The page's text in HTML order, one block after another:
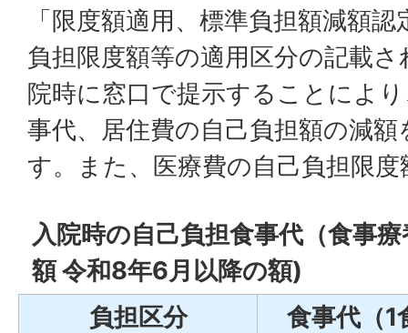
「限度額適用、標準負担額減額
負担限度額等の適用区分の記載
院時に窓口で提示することによ
事代、居住費の自己負担額の減
す。また、医療費の自己負担限
入院時の自己負担食事代（食事
額 令和8年6月以降の額)
負担区分
食事代（1